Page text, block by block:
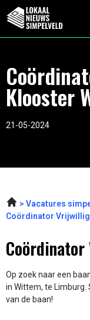
Klooster
21-05-2024
Vacatures
Coördinator
Op zoek naar een
in Wittem, te
van de baan!